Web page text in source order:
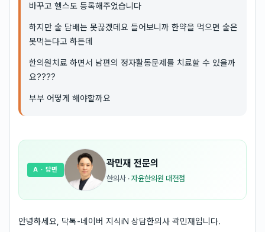
바꾸고 헬스도 등록해주었습니다
하지만 술 담배는 못끊겠데요 들어보니까 한약을 먹으면 술은
못먹는다고 하든데
한의원치료 하면서 남편의 정자활동문제를 치료할 수 있을까
요????
부부 어떻게 해야할까요
곽민재 전문의
한의사 · 자윤한의원 대전점
A · 답변
안녕하세요, 닥톡-네이버 지식iN 상담한의사 곽민재입니다.